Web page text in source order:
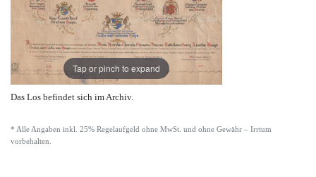
Tap or pinch to expand
Das Los befindet sich im Archiv.
* Alle Angaben inkl. 25% Regelaufgeld ohne MwSt. und ohne Gewähr – Irrtum
vorbehalten.